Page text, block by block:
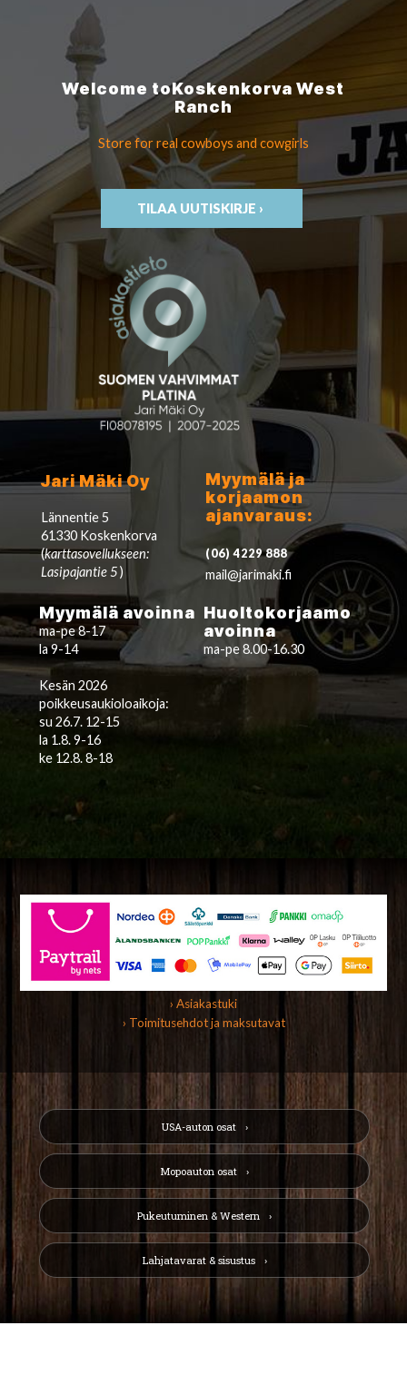
Welcome toKoskenkorvaWest
Ranch
Store for real cowboys and cowgirls
TILAA UUTISKIRJE ›
Jari Mäki Oy
Lännentie 5
61330 Koskenkorva
(karttasovellukseen:
Lasipajantie 5)
Myymälä ja
korjaamon
ajanvaraus:
(06) 4229 888
mail@jarimaki.fi
Myymälä avoinna
ma-pe 8-17
la 9-14
Kesän 2026
poikkeusaukioloaikoja:
su 26.7. 12-15
la 1.8. 9-16
ke 12.8. 8-18
Huoltokorjaamo
avoinna
ma-pe 8.00-16.30
› Asiakastuki
› Toimitusehdot ja maksutavat
USA-auton osat
Mopoauton osat
Pukeutuminen & Western
Lahjatavarat & sisustus